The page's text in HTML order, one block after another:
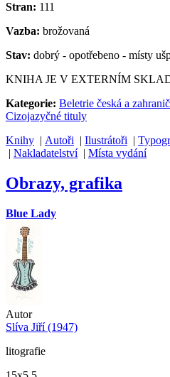
Stran: 111
Vazba: brožovaná
Stav: dobrý - opotřebeno - místy
KNIHA JE V EXTERNÍM
Kategorie: Beletrie česká a
Cizojazyčné tituly
Knihy | Autoři | Ilustrátoři |
| Nakladatelství| Místa vydání
Obrazy, grafika
Blue Lady
Autor
Slíva Jiří (1947)
litografie